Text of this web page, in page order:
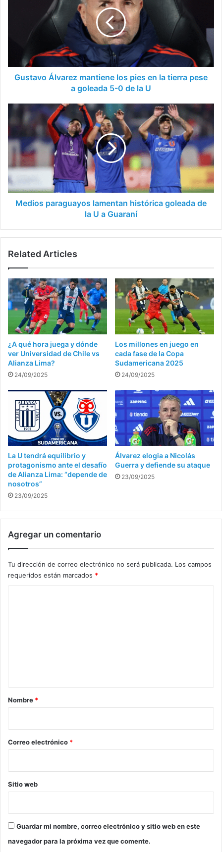
pese
0
de
la
U
Gustavo Álvarez mantiene los pies en la tierra pese
a goleada 5-0 de la U
Medios
paraguayos
lamentan
histórica
goleada
de
la
U
a
Guaraní
Medios paraguayos lamentan histórica goleada de
la U a Guaraní
Related Articles
¿A qué hora juega y dónde
ver Universidad de Chile vs
Alianza Lima?
24/09/2025
Los millones en juego en
cada fase de la Copa
Sudamericana 2025
24/09/2025
La U tendrá equilibrio y
protagonismo ante el desafío
de Alianza Lima: “depende de
nosotros”
23/09/2025
Álvarez elogia a Nicolás
Guerra y defiende su ataque
23/09/2025
Agregar un comentario
Tu dirección de correo electrónico no será publicada. Los campos
requeridos están marcados *
r
*
Nombre *
Correo electrónico *
Sitio web
Guardar mi nombre, correo electrónico y sitio web en este
navegador para la próxima vez que comente.